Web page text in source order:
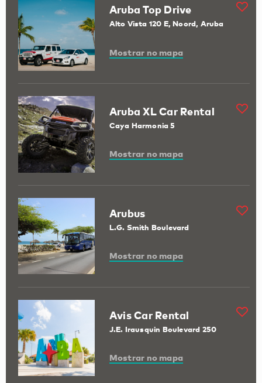
Aruba Top Drive
Alto Vista 120 E, Noord, Aruba
Mostrar no mapa
Aruba XL Car Rental
Caya Harmonia 5
Mostrar no mapa
Arubus
L.G. Smith Boulevard
Mostrar no mapa
Avis Car Rental
J.E. Irausquin Boulevard 250
Mostrar no mapa